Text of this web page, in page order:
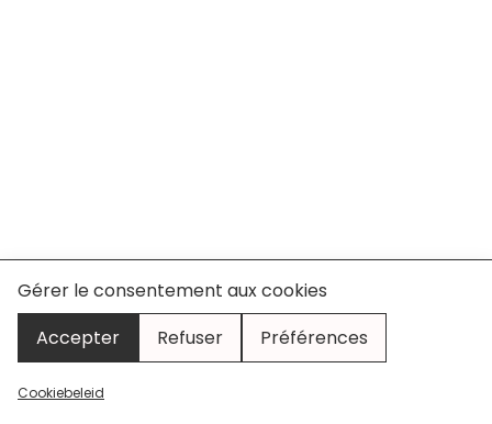
Gérer le consentement aux cookies
Accepter
Refuser Préférences
Cookiebeleid